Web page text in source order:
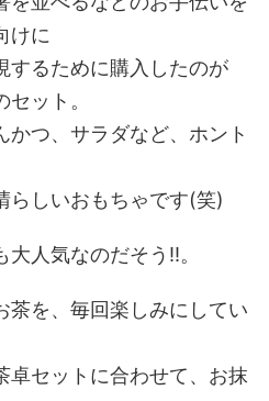
けに
するために購入したのが
ット。
かつ、サラダなど、ホント
らしいおもちゃです(笑)
人気なのだそう!!。
茶を、毎回楽しみにしてい
卓セットに合わせて、お抹